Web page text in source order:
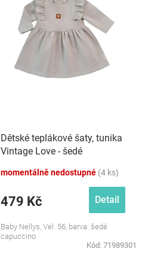
Dětské teplákové šaty, tunika
Vintage Love - šedé
momentálně nedostupné (4 ks)
479 Kč Detail
Baby Nellys, Vel. 56, barva: šedé
capuccino
Kód: 71989301